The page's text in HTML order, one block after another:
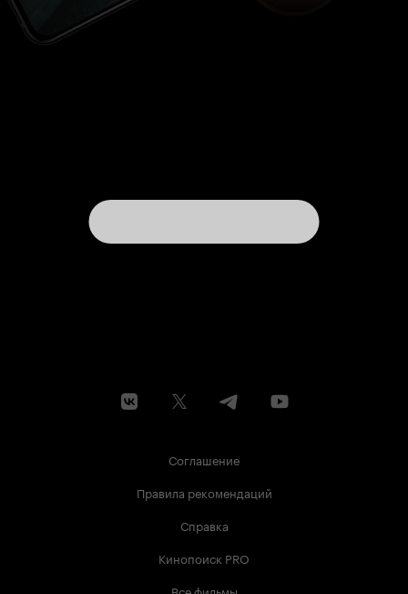
Соглашение
Правила рекомендаций
Справка
Кинопоиск PRO
Все фильмы